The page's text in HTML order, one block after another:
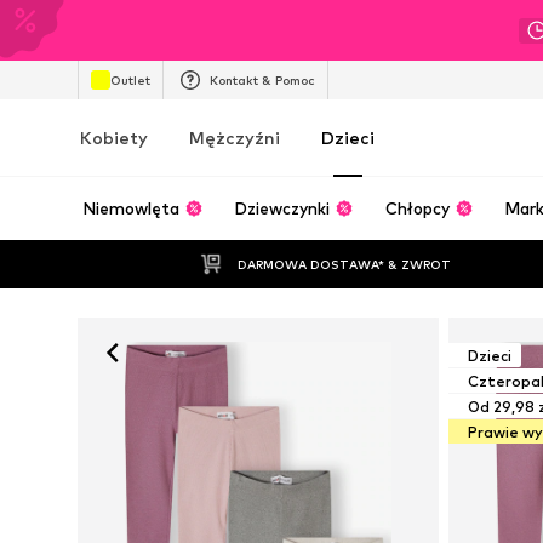
Outlet Kontakt & Pomoc
Kobiety Mężczyźni Dzieci
Niemowlęta Dziewczynki Chłopcy
DARMOWA DOSTAWA* & ZWROT
Dzieci
Od 29,98
Prawie